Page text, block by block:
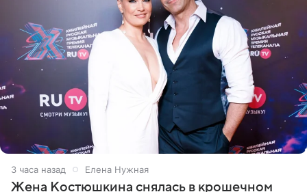
3 часа назад Елена Нужная
Жена Костюшкина снялась в крошечном